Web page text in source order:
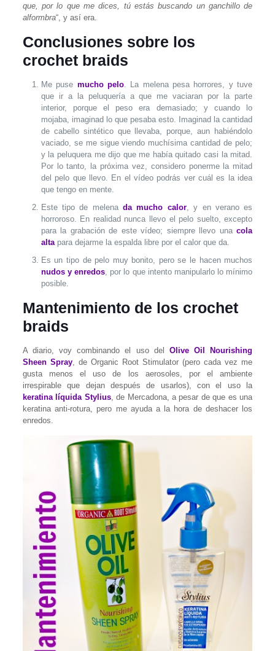
que, por lo que me dices, tú estás buscando un ganchillo de
alformbra“, y así era.
Conclusiones sobre los
crochet braids
Me puse mucho pelo. La melena pesa horrores, y tuve
que ir a la peluquería a que me vaciaran por la parte
interior, porque el peso era demasiado; y cuando lo
mojaba, imaginad lo que pesaba esto. Imaginad la cantidad
de cabello sintético que llevaba, porque, aun habiéndolo
vaciado, se me sigue viendo muchísima cantidad de pelo;
y la peluquera me dijo que me había quitado casi la mitad.
Por lo tanto, la próxima vez, considero ponerme la mitad
del pelo que llevo. En el vídeo podrás ver cuál es la idea
que tengo en mente.
Este tipo de melenada mucho calor, y en verano es
horroroso. En realidad nunca llevo el pelo suelto, excepto
para la grabación de este vídeo; siempre llevo unacola
altapara dejarme la espalda libre por el calor que da.
Es un tipo de pelo muy bonito, pero se le hacen muchos
nudos y enredos, por lo que intento manipularlo lo mínimo
posible.
Mantenimiento de los crochet
braids
A diario, voy combinando el uso del Olive Oil Nourishing
Sheen Spray, de Organic Root Stimulator (pero cada vez me
gusta menos el uso de los aerosoles, por el ambiente
irrespirable que dejan después de usarlos), con el uso la
keratina líquida Stylius, de Mercadona, a pesar de que es una
keratina anti-rotura, pero me ayuda a la hora de deshacer los
enredos.